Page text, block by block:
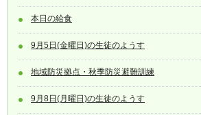
本日の給食
9月5日(金曜日)の生徒のようす
地域防災拠点・秋季防災避難訓練
9月8日(月曜日)の生徒のようす